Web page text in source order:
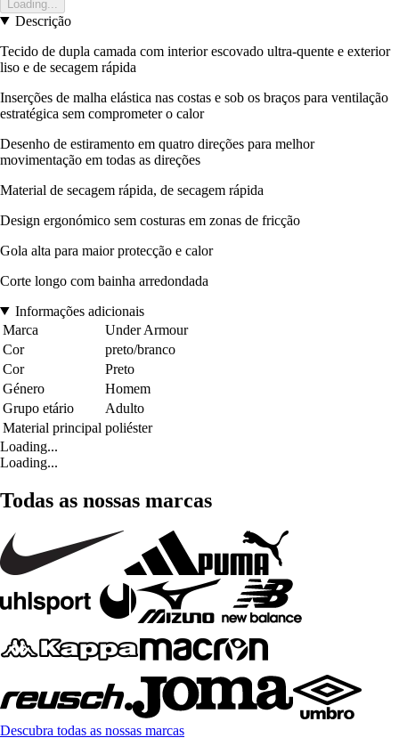
Loading...
Descrição
Tecido de dupla camada com interior escovado ultra-quente e exterior
liso e de secagem rápida
Inserções de malha elástica nas costas e sob os braços para ventilação
estratégica sem comprometer o calor
Desenho de estiramento em quatro direções para melhor
movimentação em todas as direções
Material de secagem rápida, de secagem rápida
Design ergonómico sem costuras em zonas de fricção
Gola alta para maior protecção e calor
Corte longo com bainha arredondada
Informações adicionais
Marca
Under Armour
Cor
preto/branco
Cor
Preto
Género
Homem
Grupo etário
Adulto
Material principal poliéster
Loading...
Loading...
Todas as nossas marcas
Descubra todas as nossas marcas